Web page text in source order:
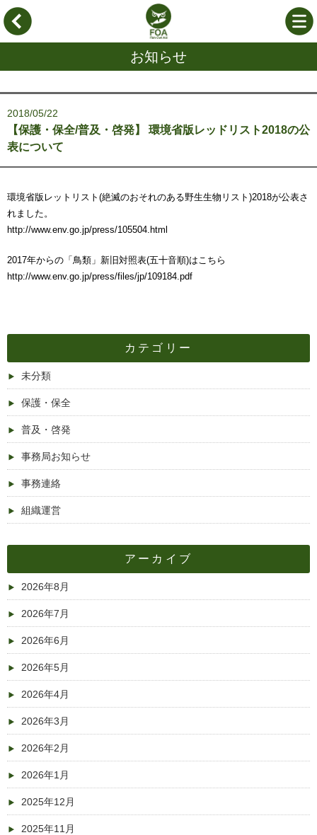
お知らせ
2018/05/22
【保護・保全/普及・啓発】 環境省版レッドリスト2018の公
表について
環境省版レットリスト(絶滅のおそれのある野生生物リスト)2018が公表さ
れました。
http://www.env.go.jp/press/105504.html
2017年からの「鳥類」新旧対照表(五十音順)はこちら
http://www.env.go.jp/press/files/jp/109184.pdf
カテゴリー
未分類
保護・保全
普及・啓発
事務局お知らせ
事務連絡
組織運営
アーカイブ
2026年8月
2026年7月
2026年6月
2026年5月
2026年4月
2026年3月
2026年2月
2026年1月
2025年12月
2025年11月